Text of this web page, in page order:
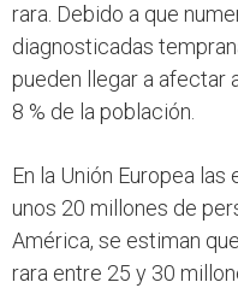
rara. Debido a que
diagnosticadas
pueden llegar a afectar
8 % de la población.
En la Unión Europea
unos 20 millones de
América, se estiman
rara entre 25 y 30